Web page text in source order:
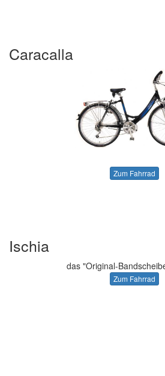
Caracalla
Zum Fahrrad
Ischia
das "Original-
Zum Fahrrad